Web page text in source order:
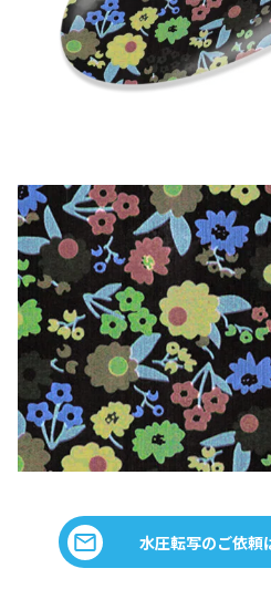
水圧転写のご依頼